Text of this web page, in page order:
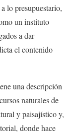
lo presupuestario,
un instituto
a dar
el contenido
una descripción
naturales de
y paisajístico y,
donde hace